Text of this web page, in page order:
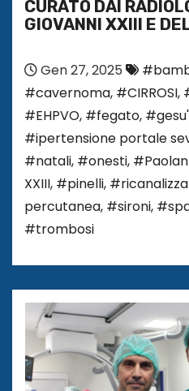
CURATO DAI
GIOVANNI XXIII E
Gen 27, 2025
#cavernoma, #CIRROSI,
#EHPVO, #fegato, #gesu'
#ipertensione portale
#natali, #onesti,
XXIII, #pinelli,
percutanea, #sironi,
#trombosi